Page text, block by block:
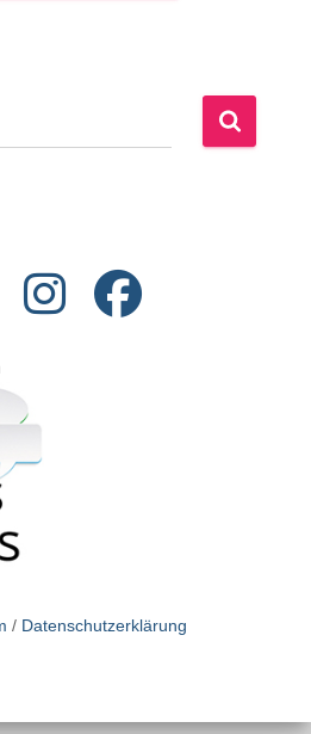
/ Datenschutzerklärung